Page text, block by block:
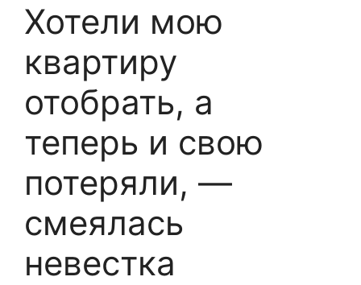
Хотели мою
квартиру
отобрать, а
теперь и свою
потеряли, —
смеялась
невестка